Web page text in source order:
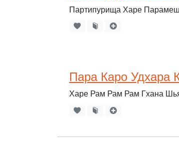
Партипурища Харе
Пара Каро Удхара
Харе Рам Рам Рам Гхана